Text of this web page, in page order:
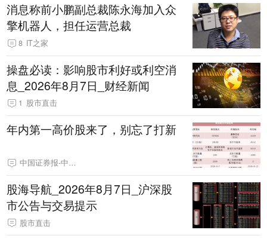
消息称前小鹏副总裁陈永海加入众
擎机器人，担任运营总裁
8 IT之家
操盘必读：影响股市利好或利空消
息_2026年8月7日_财经新闻
1 股市直击
年内第一高价股来了，别忘了打新
中国证券报-中证网
股海导航_2026年8月7日_沪深股
市公告与交易提示
股市直击